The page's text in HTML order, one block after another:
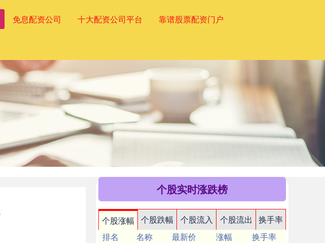
免息配资公司 十大配资公司平台 靠谱股票配资门户
个股实时涨跌榜
个股涨幅 个股跌幅 个股流入 个股流出
换手率
排名
名称 最新价 涨幅
换手率